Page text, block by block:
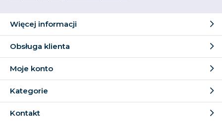
Więcej informacji
Obsługa klienta
Moje konto
Kategorie
Kontakt